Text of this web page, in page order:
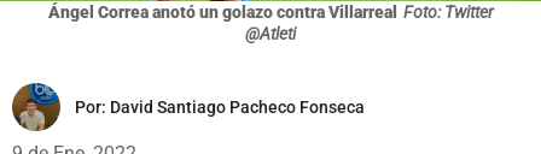
Ángel Correa anotó un golazo contra Villarreal Foto: Twitter
@Atleti
Por: David Santiago Pacheco Fonseca